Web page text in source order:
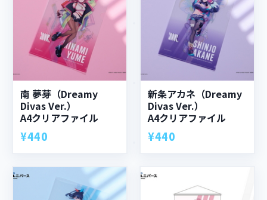
南 夢芽（Dreamy
Divas Ver.）
A4クリアファイル
¥440
新条アカネ（Dreamy
Divas Ver.）
A4クリアファイル
¥440